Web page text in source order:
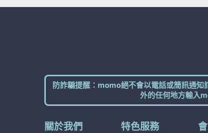
防詐騙提醒：momo絕不會以電話或簡訊通
外的任何地方輸入
關於我們 特色服務